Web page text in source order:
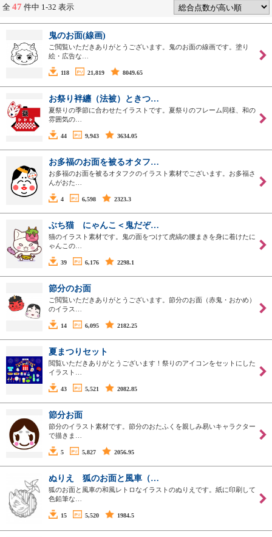
全 47 件中 1-32 表示
鬼のお面(線画)
ご閲覧いただきありがとうございます。鬼のお面の線画です。塗り
絵・広告な…
118 21,819 8049.65
お祭り袢纏（法被）ときつ…
夏祭りの季節に合わせたイラストです。夏祭りのフレーム同様、和の
雰囲気の…
44 9,943 3634.05
お多福のお面を被るオタフ…
お多福のお面を被るオタフクのイラスト素材でございます。お多福さ
んがおた…
4 6,598 2323.3
ぶち猫 にゃんこ＜鬼だぞ…
猫のイラスト素材です。鬼の面をつけて虎縞の腰まきを身に着けたに
ゃんこの…
39 6,176 2298.1
節分のお面
ご閲覧いただきありがとうございます。節分のお面（赤鬼・おかめ）
のイラス…
14 6,095 2182.25
夏まつりセット
閲覧いただきありがとうございます！祭りのアイコンをセットにした
イラスト…
43 5,521 2082.85
節分お面
節分のイラスト素材です。節分のおたふくを親しみ易いキャラクター
で描きま…
5 5,827 2056.95
ぬりえ 狐のお面と風車（…
狐のお面と風車の和風レトロなイラストのぬりえです。紙に印刷して
色鉛筆な…
15 5,520 1984.5